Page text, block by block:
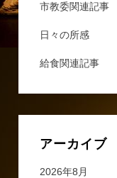
市教委関連記事
日々の所感
給食関連記事
アーカイブ
2026年8月